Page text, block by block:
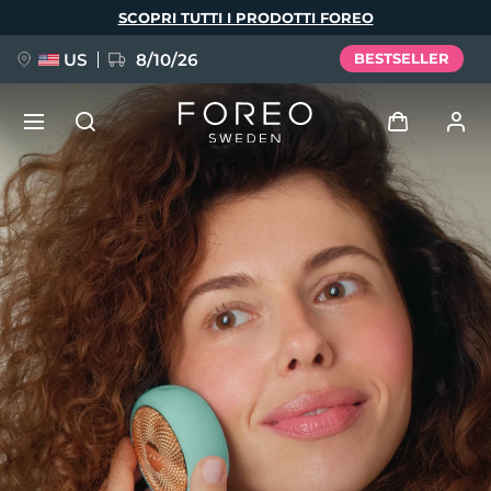
SCOPRI TUTTI I PRODOTTI FOREO
US 8/10/26 BESTSELLER
Accedi
Profilo utente
I miei dispositivi
I miei ordini
I miei indirizzi
I miei abbonamenti
NUOVO
FAQ™ Pure Beauty-Tech Elixir
BREAKING NEWS
issa™ Teeth Whitening Set
Lingua
English Deutsch
Español
Français
Italiano
Português
Polski
Svenska
Русский
Türkçe
简体中文 繁體中文